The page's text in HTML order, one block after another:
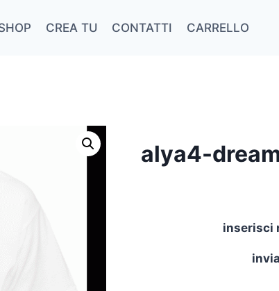
CREA TU CONTATTI CARRELLO
alya4-
inserisci